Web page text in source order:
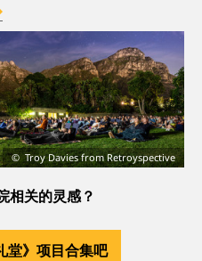
Troy Davies from Retroyspective
相关的灵感 ？
堂》项目合集吧